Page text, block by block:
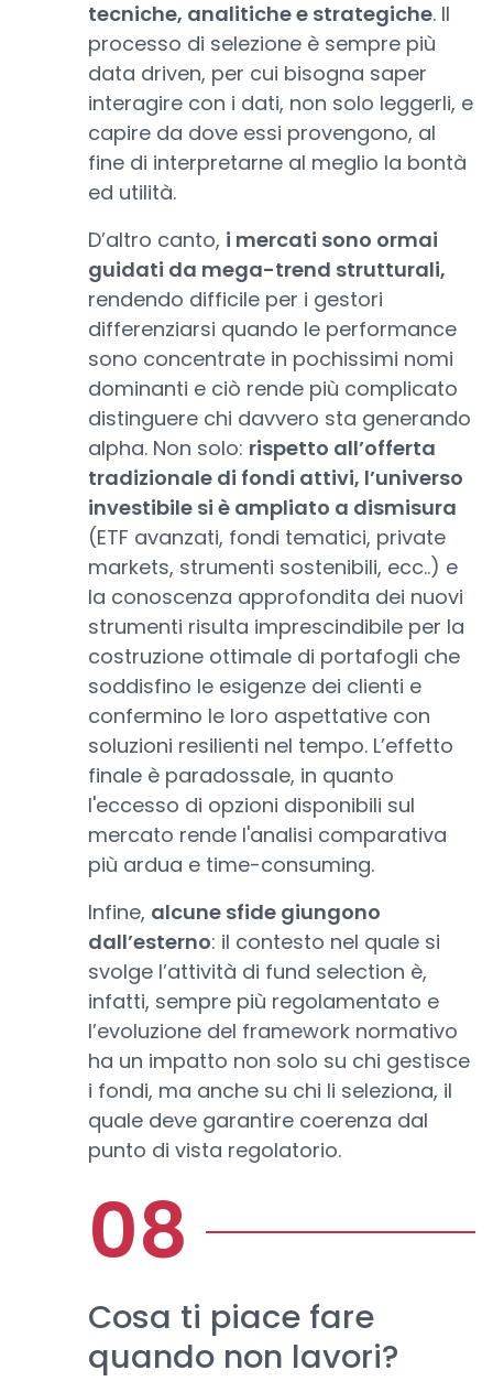
tecniche, analitiche e strategiche. Il
processo di selezione è sempre più
data driven, per cui bisogna saper
interagire con i dati, non solo leggerli, e
capire da dove essi provengono, al
fine di interpretarne al meglio la bontà
ed utilità.
D’altro canto, i mercati sono ormai
guidati da mega-trend strutturali,
rendendo difficile per i gestori
differenziarsi quando le performance
sono concentrate in pochissimi nomi
dominanti e ciò rende più complicato
distinguere chi davvero sta generando
alpha. Non solo: rispetto all’offerta
tradizionale di fondi attivi, l’universo
investibile si è ampliato a dismisura
(ETF avanzati, fondi tematici, private
markets, strumenti sostenibili, ecc..) e
la conoscenza approfondita dei nuovi
strumenti risulta imprescindibile per la
costruzione ottimale di portafogli che
soddisfino le esigenze dei clienti e
confermino le loro aspettative con
soluzioni resilienti nel tempo. L’effetto
finale è paradossale, in quanto
l'eccesso di opzioni disponibili sul
mercato rende l'analisi comparativa
più ardua e time-consuming.
Infine, alcune sfide giungono
dall’esterno: il contesto nel quale si
svolge l’attività di fund selection è,
infatti, sempre più regolamentato e
l’evoluzione del framework normativo
ha un impatto non solo su chi gestisce
i fondi, ma anche su chi li seleziona, il
quale deve garantire coerenza dal
punto di vista regolatorio.
Cosa ti piace fare
quando non lavori?